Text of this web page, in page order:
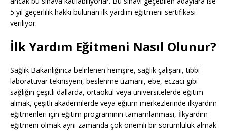
5 yıl geçerlilik hakkı bulunan ilk yardım eğitmeni sertifikası
veriliyor.
İlk Yardım Eğitmeni Nasıl Olunur?
Sağlık Bakanlığınca belirlenen hemşire, sağlık çalışanı, tıbbi
laboratuvar teknisyeni, beslenme uzmanı, ebe, eczacı gibi
sağlığın çeşitli dallarda, ortaokul veya üniversitelerde eğitim
almak, çeşitli akademilerde veya eğitim merkezlerinde ilkyardım
eğitmenleri için eğitim programının tamamlanması, İlkyardım
eğitmeni olmak aynı zamanda çok önemli bir sorumluluk almak